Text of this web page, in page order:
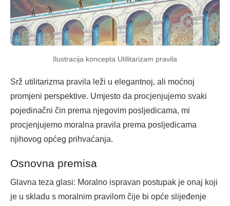
Ilustracija koncepta Utilitarizam pravila
Srž utilitarizma pravila leži u elegantnoj, ali moćnoj
promjeni perspektive. Umjesto da procjenjujemo svaki
pojedinačni čin prema njegovim posljedicama, mi
procjenjujemo moralna pravila prema posljedicama
njihovog općeg prihvaćanja.
Osnovna premisa
Glavna teza glasi: Moralno ispravan postupak je onaj koji
je u skladu s moralnim pravilom čije bi opće slijeđenje